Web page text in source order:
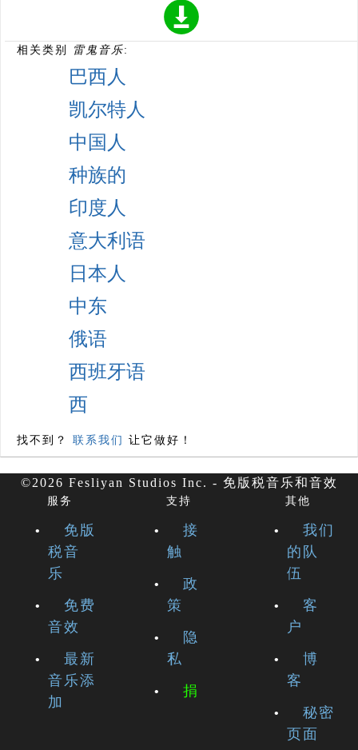
相关类别 雷鬼音乐:
巴西人
凯尔特人
中国人
种族的
印度人
意大利语
日本人
中东
俄语
西班牙语
西
找不到？ 联系我们 让它做好！
©2026 Fesliyan Studios Inc. - 免版税音乐和音效
服务
免版
税音
乐
免费
音效
最新
音乐添
加
支持
接
触
政
策
隐
私
捐
其他
我们
的队
伍
客
户
博
客
秘密
页面